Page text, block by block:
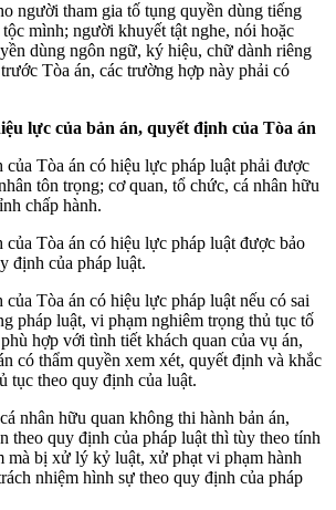
người tham gia tố tụng quyền dùng tiếng
mình; người khuyết tật nghe, nói hoặc
dùng ngôn ngữ, ký hiệu, chữ dành riêng
Tòa án, các trường hợp này phải có
lực của bản án, quyết định của Tòa án
của Tòa án có hiệu lực pháp luật phải được
tôn trọng; cơ quan, tổ chức, cá nhân hữu
chấp hành.
của Tòa án có hiệu lực pháp luật được bảo
định của pháp luật.
Tòa án có hiệu lực pháp luật nếu có sai
pháp luật, vi phạm nghiêm trọng thủ tục tố
hợp với tình tiết khách quan của vụ án,
có thẩm quyền xem xét, quyết định và khắc
tục theo quy định của luật.
nhân hữu quan không thi hành bản án,
theo quy định của pháp luật thì tùy theo tính
mà bị xử lý kỷ luật, xử phạt vi phạm hành
nhiệm hình sự theo quy định của pháp